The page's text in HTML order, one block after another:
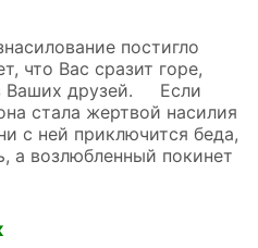
постигло
что Вас сразит горе,
Ваших друзей. Если
стала жертвой насилия
с ней приключится беда,
а возлюбленный покинет